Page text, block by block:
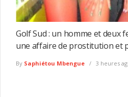
Golf Sud : un homme et deux
une affaire de prostitution et
By Saphiétou Mbengue 3 heures